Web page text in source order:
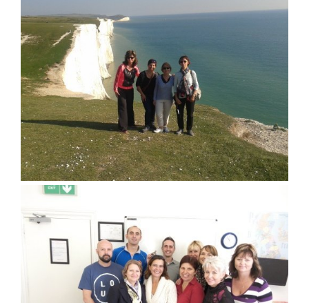
Úvod
Aktuálně
Škola